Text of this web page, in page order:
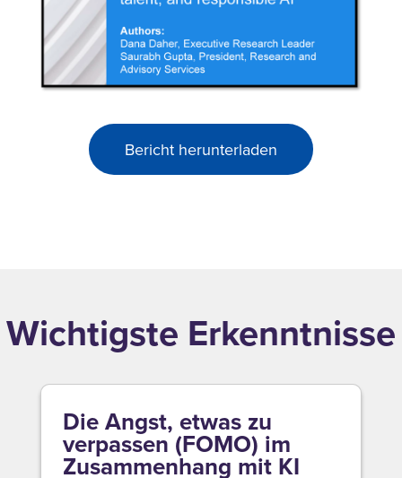
Bericht herunterladen
Wichtigste Erkenntnisse
Die Angst, etwas zu
verpassen (FOMO) im
Zusammenhang mit KI